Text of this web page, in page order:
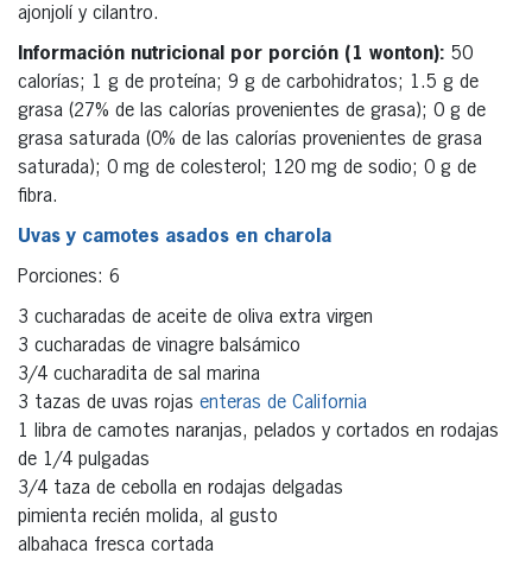
ajonjolí y cilantro.
Información nutricional por porción (1 wonton): 50
calorías; 1 g de proteína; 9 g de carbohidratos; 1.5 g de
grasa (27% de las calorías provenientes de grasa); 0 g de
grasa saturada (0% de las calorías provenientes de grasa
saturada); 0 mg de colesterol; 120 mg de sodio; 0 g de
fibra.
Uvas y camotes asados en charola
Porciones: 6
3 cucharadas de aceite de oliva extra virgen
3 cucharadas de vinagre balsámico
3/4 cucharadita de sal marina
3 tazas de uvas rojas enteras de California
1 libra de camotes naranjas, pelados y cortados en rodajas
de 1/4 pulgadas
3/4 taza de cebolla en rodajas delgadas
pimienta recién molida, al gusto
albahaca fresca cortada